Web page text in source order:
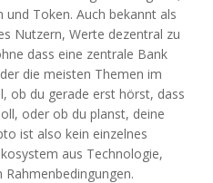
und Token. Auch bekannt als
Nutzern, Werte dezentral zu
dass eine zentrale Bank
die meisten Themen im
ob du gerade erst hörst, dass
oder ob du planst, deine
ist also kein einzelnes
aus Technologie,